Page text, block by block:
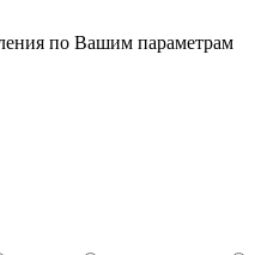
по Вашим параметрам